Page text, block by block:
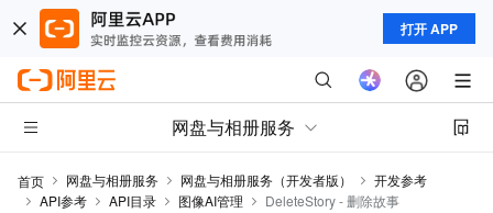
打开 APP
网盘与相册服务
首页 网盘与相册服务 网盘与相册服务（开发者版）
开发参考
API参考
API目录 图像AI管理 DeleteStory - 删除故事